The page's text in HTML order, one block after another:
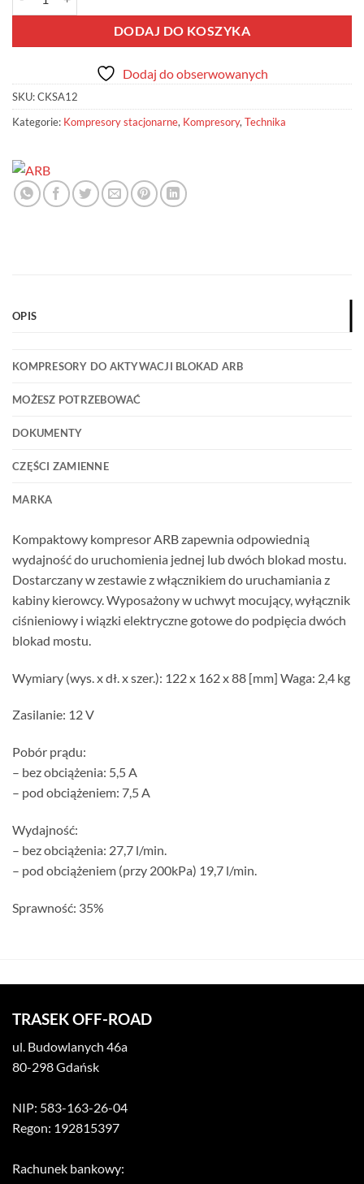
DODAJ DO KOSZYKA
Dodaj do obserwowanych
SKU:CKSA12
Kategorie: Kompresory stacjonarne, Kompresory,Technika
OPIS
KOMPRESORY DO AKTYWACJI BLOKAD ARB
MOŻESZ POTRZEBOWAĆ
DOKUMENTY
CZĘŚCI ZAMIENNE
MARKA
Kompaktowy kompresor ARB zapewnia odpowiednią
wydajność do uruchomienia jednej lub dwóch blokad mostu.
Dostarczany w zestawie z włącznikiem do uruchamiania z
kabiny kierowcy. Wyposażony w uchwyt mocujący, wyłącznik
ciśnieniowy i wiązki elektryczne gotowe do podpięcia dwóch
blokad mostu.
Wymiary (wys. x dł. x szer.): 122 x 162 x 88 [mm] Waga: 2,4 kg
Zasilanie: 12 V
Pobór prądu:
– bez obciążenia: 5,5 A
– pod obciążeniem: 7,5 A
Wydajność:
– bez obciążenia: 27,7 l/min.
– pod obciążeniem (przy 200kPa) 19,7 l/min.
Sprawność: 35%
TRASEK OFF-ROAD
ul. Budowlanych 46a
80-298 Gdańsk
NIP: 583-163-26-04
Regon: 192815397
Rachunek bankowy: